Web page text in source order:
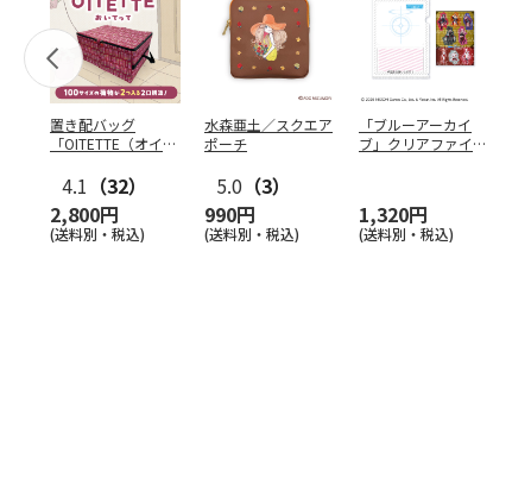
置き配バッグ
「OITETTE（オイテ
4.1 （32）
2,800円
(送料別・税込)
水森亜土／スクエア
ポーチ
5.0 （3）
990円
(送料別・税込)
「ブルーアーカイ
ブ」クリアファイル
1,320円
(送料別・税込)